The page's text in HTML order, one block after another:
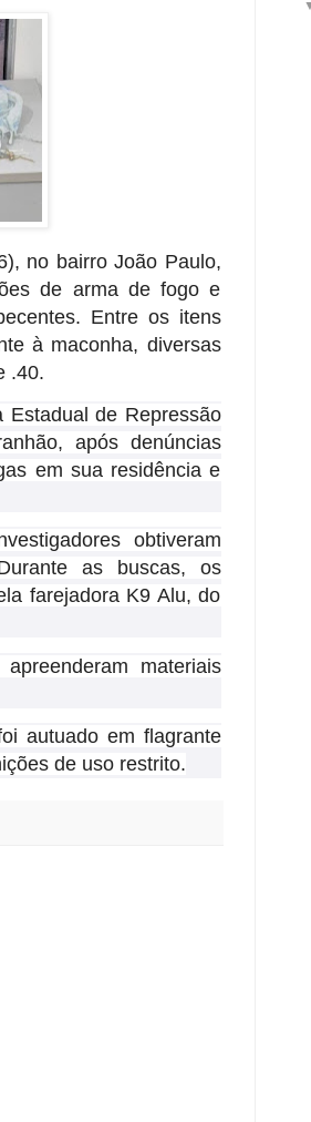
no bairro João Paulo,
de arma de fogo e
Entre os itens
à maconha, diversas
.40.
Estadual de Repressão
após denúncias
em sua residência e
obtiveram
as buscas, os
farejadora K9 Alu, do
materiais
autuado em flagrante
de uso restrito.